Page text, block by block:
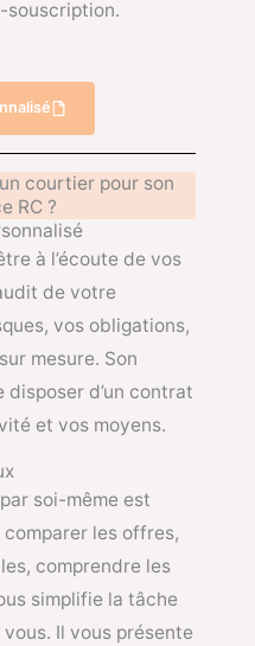
souscription.
courtier pour son
RC ?
à l’écoute de vos
de votre
vos obligations,
mesure. Son
d’un contrat
et vos moyens.
soi-même est
les offres,
comprendre les
simplifie la tâche
Il vous présente